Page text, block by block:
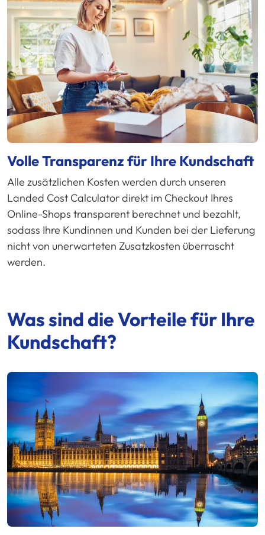
Volle Transparenz für Ihre Kundschaft
Alle zusätzlichen Kosten werden durch unseren
Landed Cost Calculator direkt im Checkout Ihres
Online-Shops transparent berechnet und bezahlt,
sodass Ihre Kundinnen und Kunden bei der Lieferung
nicht von unerwarteten Zusatzkosten überrascht
werden.
Was sind die Vorteile für Ihre
Kundschaft?